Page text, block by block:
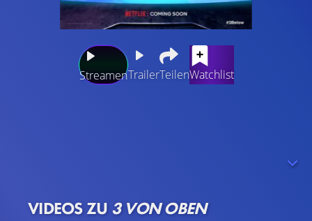
StreamenTrailerTeilenWatchlist
Heimatplanet von einem Bürgerkrieg verwüstet wurde,
– der Erde. Während sie nach einer Möglichkeit suchen,
VIDEOS ZU 3 VON OBEN